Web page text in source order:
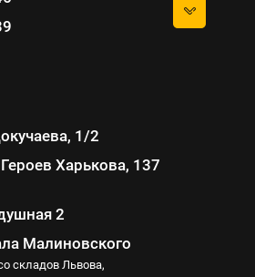
1/2
Харькова, 137
2
Малиновского
складов Львова,